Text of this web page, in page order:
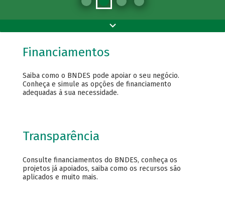
Financiamentos
Saiba como o BNDES pode apoiar o seu negócio.
Conheça e simule as opções de financiamento
adequadas à sua necessidade.
Transparência
Consulte financiamentos do BNDES, conheça os
projetos já apoiados, saiba como os recursos são
aplicados e muito mais.